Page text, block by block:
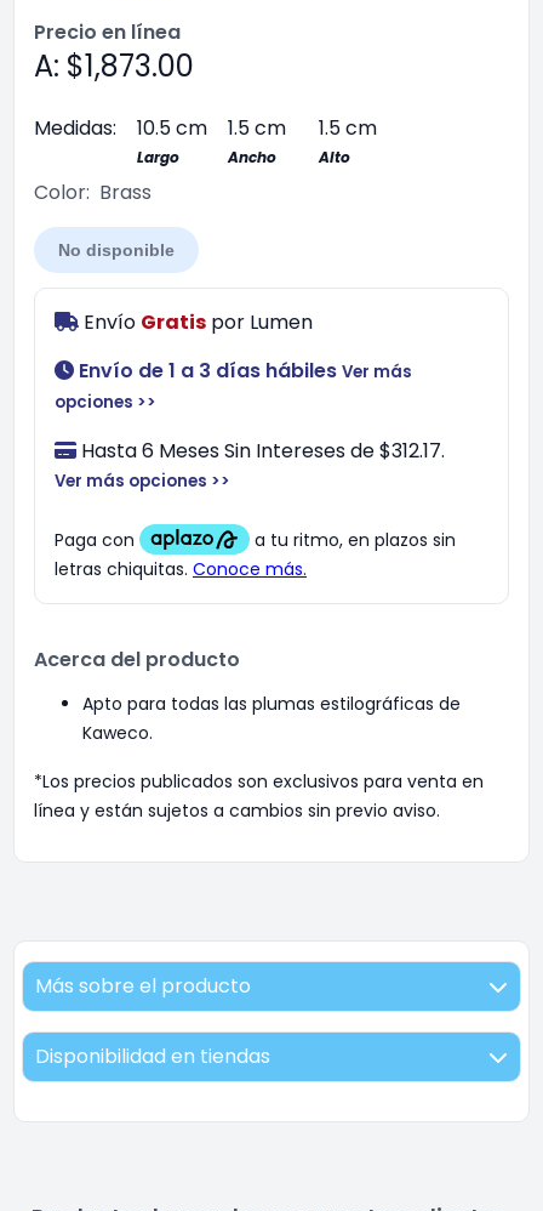
Precio en línea
A: $1,873.00
Medidas: 10.5 cm 1.5 cm 1.5 cm
Largo Ancho Alto
Color: Brass
No disponible
Envío Gratis por Lumen
Envío de 1 a 3 días hábiles Ver más
opciones >>
Hasta 6 Meses Sin Intereses de $312.17.
Ver más opciones >>
Acerca del producto
Apto para todas las plumas estilográficas de
Kaweco.
*Los precios publicados son exclusivos para venta en
línea y están sujetos a cambios sin previo aviso.
Más sobre el producto
Disponibilidad en tiendas